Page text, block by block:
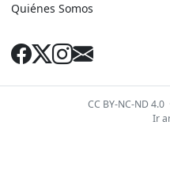
Quiénes Somos
CC BY-NC-ND 4.0
Ir